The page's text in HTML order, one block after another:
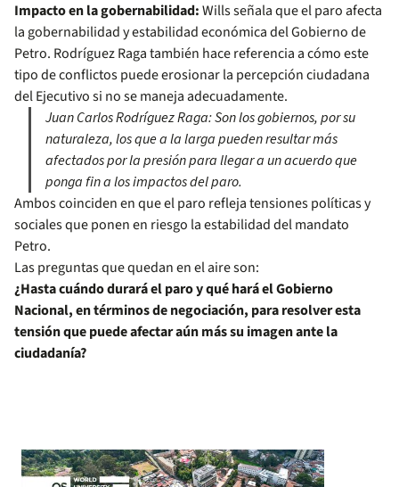
Impacto en la gobernabilidad:Wills señala que el paro afecta
la gobernabilidad y estabilidad económica del Gobierno de
Petro. Rodríguez Raga también hace referencia a cómo este
tipo de conflictos puede erosionar la percepción ciudadana
del Ejecutivo si no se maneja adecuadamente.
Juan Carlos Rodríguez Raga: Son los gobiernos, por su
naturaleza, los que a la larga pueden resultar más
afectados por la presión para llegar a un acuerdo que
ponga fin a los impactos del paro.
Ambos coinciden en que el paro refleja tensiones políticas y
sociales que ponen en riesgo la estabilidad del mandato
Petro.
Las preguntas que quedan en el aire son:
¿Hasta cuándo durará el paro y qué hará el Gobierno
Nacional, en términos de negociación, para resolver esta
tensión que puede afectar aún más su imagen ante la
ciudadanía?